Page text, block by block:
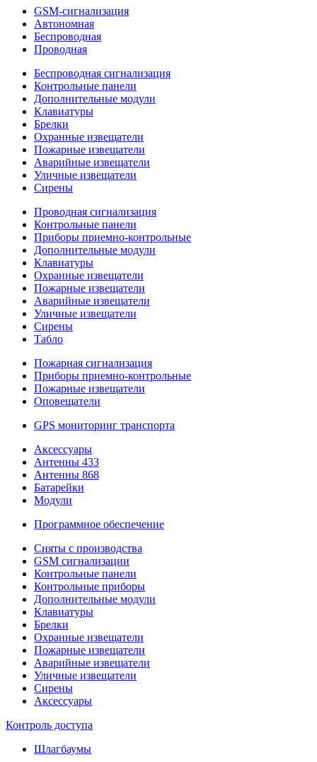
GSM-сигнализация
Автономная
Беспроводная
Проводная
Беспроводная сигнализация
Контрольные панели
Дополнительные модули
Клавиатуры
Брелки
Охранные извещатели
Пожарные извещатели
Аварийные извещатели
Уличные извещатели
Сирены
Проводная сигнализация
Контрольные панели
Приборы приемно-контрольные
Дополнительные модули
Клавиатуры
Охранные извещатели
Пожарные извещатели
Аварийные извещатели
Уличные извещатели
Сирены
Табло
Пожарная сигнализация
Приборы приемно-контрольные
Пожарные извещатели
Оповещатели
GPS мониторинг транспорта
Аксессуары
Антенны 433
Антенны 868
Батарейки
Модули
Программное обеспечение
Сняты с производства
GSM сигнализации
Контрольные панели
Контрольные приборы
Дополнительные модули
Клавиатуры
Брелки
Охранные извещатели
Пожарные извещатели
Аварийные извещатели
Уличные извещатели
Сирены
Аксессуары
Контроль доступа
Шлагбаумы